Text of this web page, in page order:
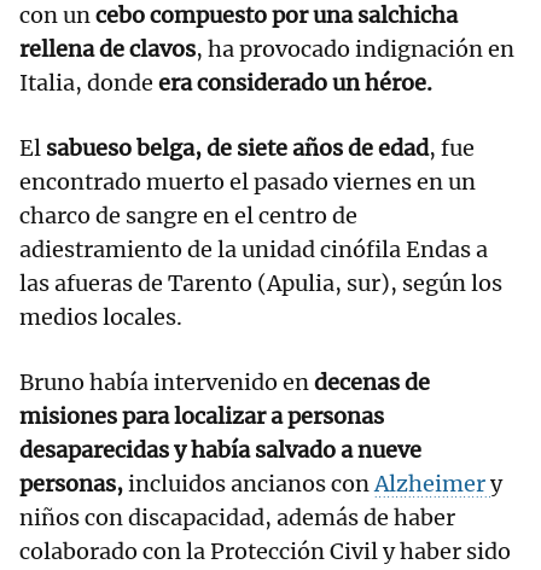
con uncebo compuesto por una salchicha
rellena de clavos, ha provocado indignación en
Italia, donde era considerado un héroe.
El sabueso belga, de siete años de edad, fue
encontrado muerto el pasado viernes en un
charco de sangre en el centro de
adiestramiento de la unidad cinófila Endas a
las afueras de Tarento (Apulia, sur), según los
medios locales.
Bruno había intervenido endecenas de
misiones para localizar a personas
desaparecidas y había salvado a nueve
personas,incluidos ancianos conAlzheimery
niños con discapacidad, además de haber
colaborado con la Protección Civil y haber sido